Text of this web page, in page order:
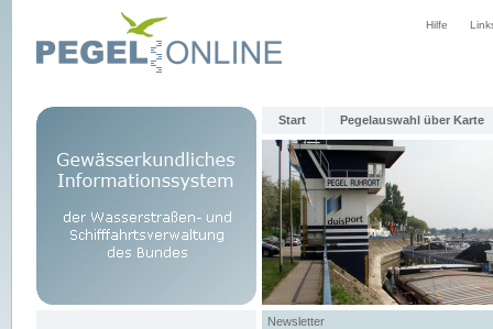
Hilfe
Start Pegelauswahl über Karte
Newsletter